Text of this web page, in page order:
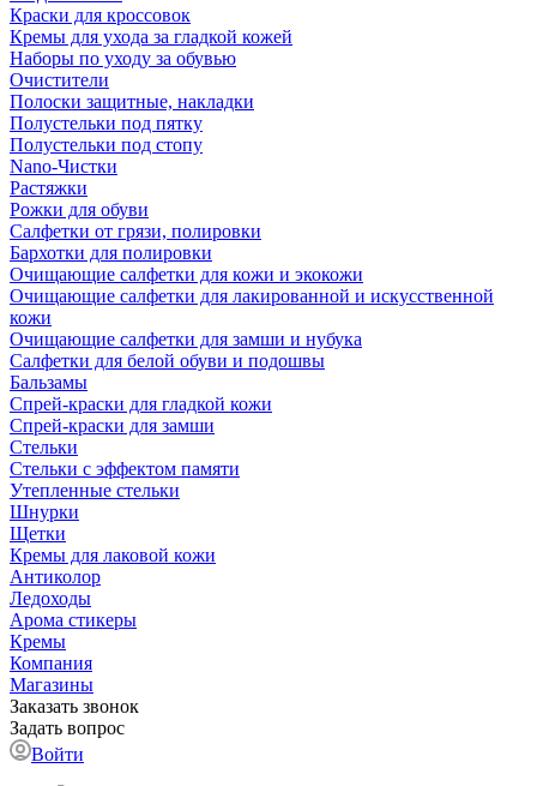
Краски для кроссовок
Кремы для ухода за гладкой кожей
Наборы по уходу за обувью
Очистители
Полоски защитные, накладки
Полустельки под пятку
Полустельки под стопу
Nano-Чистки
Растяжки
Рожки для обуви
Салфетки от грязи, полировки
Бархотки для полировки
Очищающие салфетки для кожи и экокожи
Очищающие салфетки для лакированной и искусственной
кожи
Очищающие салфетки для замши и нубука
Салфетки для белой обуви и подошвы
Бальзамы
Спрей-краски для гладкой кожи
Спрей-краски для замши
Стельки
Стельки с эффектом памяти
Утепленные стельки
Шнурки
Щетки
Кремы для лаковой кожи
Антиколор
Ледоходы
Арома стикеры
Кремы
Компания
Магазины
Заказать звонок
Задать вопрос
Войти